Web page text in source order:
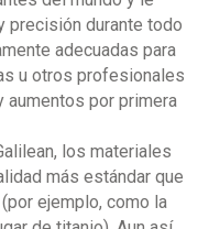
precisión durante todo
adecuadas para
u otros profesionales
aumentos por primera
los materiales
más estándar que
ejemplo, como la